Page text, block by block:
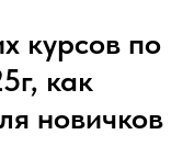
курсов по
как
новичков